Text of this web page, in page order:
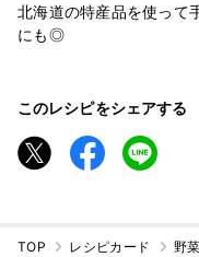
北海道の特産品を使って
にも◎
このレシピをシェアする
TOP レシピカード 野